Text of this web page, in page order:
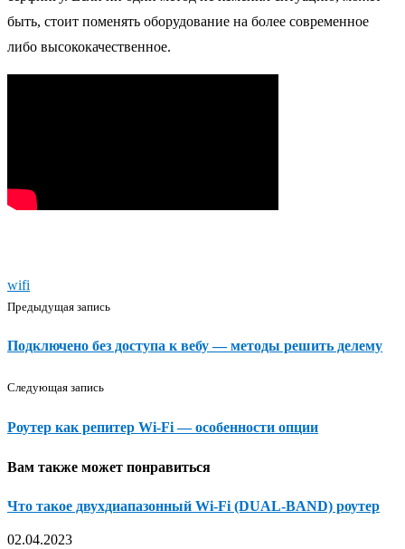
быть, стоит поменять оборудование на более современное
либо высококачественное.
wifi
Предыдущая запись
Подключено без доступа к вебу — методы решить делему
Следующая запись
Роутер как репитер Wi-Fi — особенности опции
Вам также может понравиться
Что такое двухдиапазонный Wi-Fi (DUAL-BAND) роутер
02.04.2023